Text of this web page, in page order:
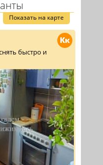
Показать на карте
Кк
быстро и